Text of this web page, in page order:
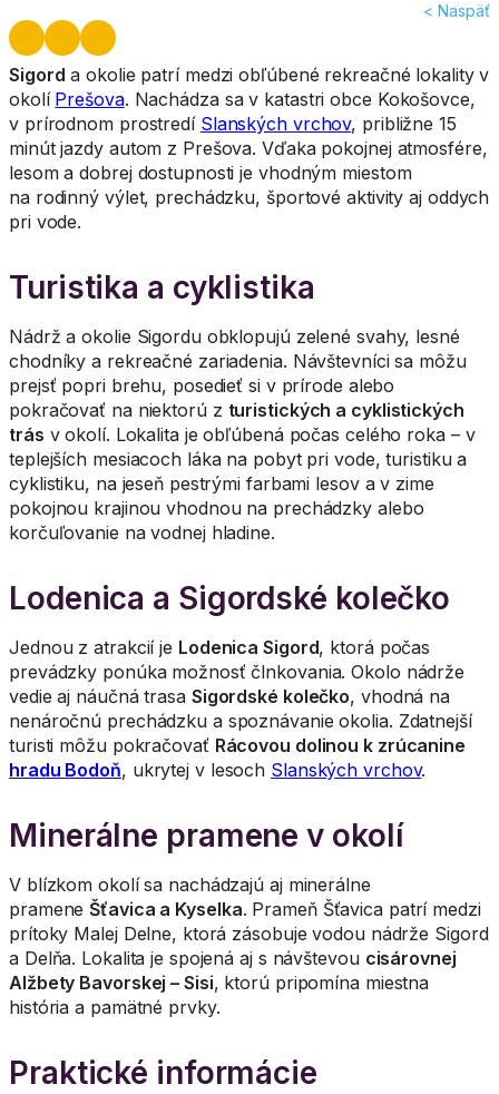
< Naspäť
Sigord a okolie patrí medzi obľúbené rekreačné lokality v
okolí Prešova. Nachádza sa v katastri obce Kokošovce,
v prírodnom prostredí Slanských vrchov, približne 15
minút jazdy autom z Prešova. Vďaka pokojnej atmosfére,
lesom a dobrej dostupnosti je vhodným miestom
na rodinný výlet, prechádzku, športové aktivity aj oddych
pri vode.
Turistika a cyklistika
Nádrž a okolie Sigordu obklopujú zelené svahy, lesné
chodníky a rekreačné zariadenia. Návštevníci sa môžu
prejsť popri brehu, posedieť si v prírode alebo
pokračovať na niektorú z turistických a cyklistických
trás v okolí. Lokalita je obľúbená počas celého roka – v
teplejších mesiacoch láka na pobyt pri vode, turistiku a
cyklistiku, na jeseň pestrými farbami lesov a v zime
pokojnou krajinou vhodnou na prechádzky alebo
korčuľovanie na vodnej hladine.
Lodenica a Sigordské kolečko
Jednou z atrakcií je Lodenica Sigord, ktorá počas
prevádzky ponúka možnosť člnkovania. Okolo nádrže
vedie aj náučná trasa Sigordské kolečko, vhodná na
nenáročnú prechádzku a spoznávanie okolia. Zdatnejší
turisti môžu pokračovať Rácovou dolinou k zrúcanine
hradu Bodoň, ukrytej v lesoch Slanských vrchov.
Minerálne pramene v okolí
V blízkom okolí sa nachádzajú aj minerálne
pramene Šťavica a Kyselka. Prameň Šťavica patrí medzi
prítoky Malej Delne, ktorá zásobuje vodou nádrže Sigord
a Delňa. Lokalita je spojená aj s návštevou cisárovnej
Alžbety Bavorskej – Sisi, ktorú pripomína miestna
história a pamätné prvky.
Praktické informácie